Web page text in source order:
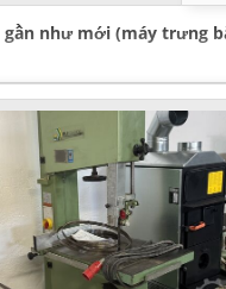
gần như mới (máy trưng